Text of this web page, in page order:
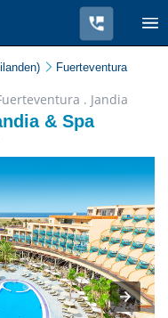
Fuerteventura
. Jandia
& Spa